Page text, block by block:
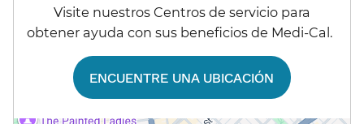
Visite nuestros Centros de servicio para
obtener ayuda con sus beneficios de Medi-Cal.​​
ENCUENTRE UNA UBICACIÓN​​